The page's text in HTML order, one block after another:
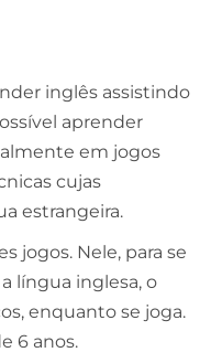
inglês assistindo
aprender
em jogos
cujas
estrangeira.
jogos. Nele, para se
língua inglesa, o
enquanto se joga.
6 anos.